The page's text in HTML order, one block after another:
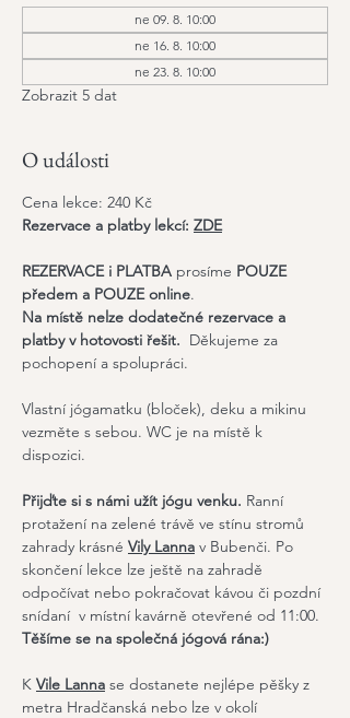
ne 09. 8. 10:00
ne 16. 8. 10:00
ne 23. 8. 10:00
Zobrazit 5 dat
O události
Cena lekce: 240 Kč
Rezervace a platby lekcí: ZDE
REZERVACE i PLATBA prosíme POUZE
předem a POUZE online.
Na místě nelze dodatečné rezervace a
platby v hotovosti řešit. Děkujeme za
pochopení a spolupráci.
Vlastní jógamatku (bloček), deku a mikinu
vezměte s sebou. WC je na místě k
dispozici.
Přijďte si s námi užít jógu venku. Ranní
protažení na zelené trávě ve stínu stromů
zahrady krásné Vily Lanna v Bubenči. Po
skončení lekce lze ještě na zahradě
odpočívat nebo pokračovat kávou či pozdní
snídaní  v místní kavárně otevřené od 11:00.
Těšíme se na společná jógová rána:)
K Vile Lanna se dostanete nejlépe pěšky z
metra Hradčanská nebo lze v okolí